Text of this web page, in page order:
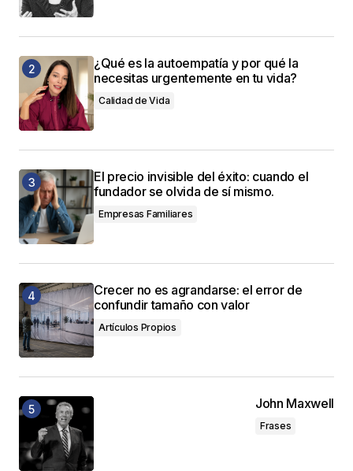
¿Qué es la autoempatía y por qué la
necesitas urgentemente en tu vida?
Calidad de Vida
El precio invisible del éxito: cuando el
fundador se olvida de sí mismo.
Empresas Familiares
Crecer no es agrandarse: el error de
confundir tamaño con valor
Artículos Propios
John Maxwell
Frases